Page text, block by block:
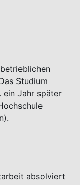
Studium
ein Jahr später
absolviert